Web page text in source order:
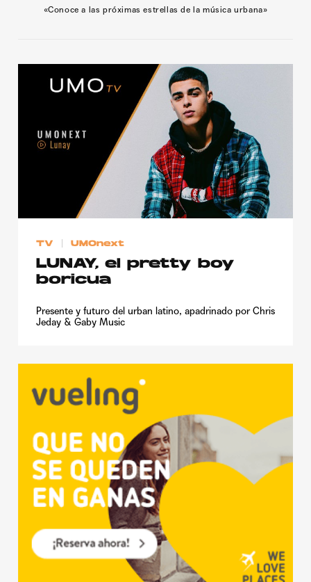
Publicidad
Aviso Legal
© 2015-2022 UMOMAG. PROPIEDAD DE UMO agency. TODOS LOS
DERECHOS RESERVADOS.
«Conoce a las próximas estrellas de la música urbana»
TV UMOnext
LUNAY, el pretty boy
boricua
Presente y futuro del urban latino, apadrinado por Chris
Jeday & Gaby Music